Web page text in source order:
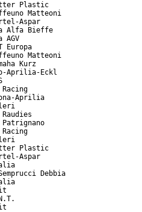
Plastic
Matteoni
Aspar
Alfa Bieffe
Europa
Matteoni
Kurz
Aprilia-Eckl
Aprilia
Patrignano
Plastic
Aspar
Debbia